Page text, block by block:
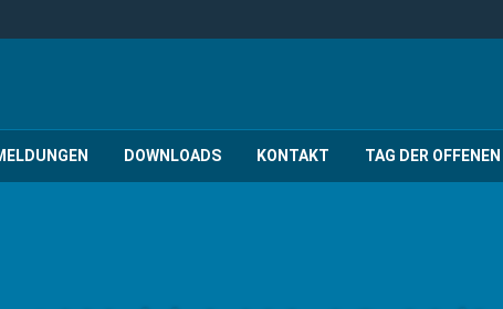
DOWNLOADS KONTAKT TAG DER